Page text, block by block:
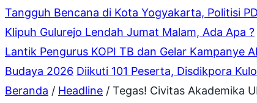
Tangguh Bencana di Kota Yogyakarta, Politisi
Klipuh Gulurejo Lendah Jumat Malam, Ada Apa ?
Lantik Pengurus KOPI TB dan Gelar Kampanye
Budaya 2026 Diikuti 101 Peserta, Disdikpora
Beranda / Headline / Tegas! Civitas Akademika